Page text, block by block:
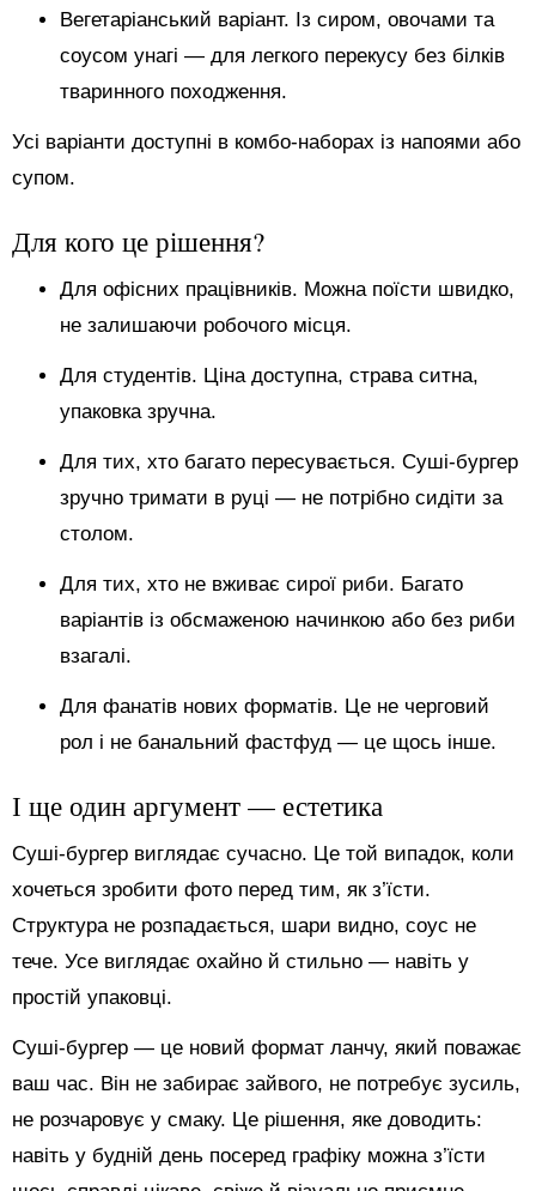
Вегетаріанський варіант. Із сиром, овочами та
соусом унагі — для легкого перекусу без білків
тваринного походження.
Усі варіанти доступні в комбо-наборах із напоями або
супом.
Для кого це рішення?
Для офісних працівників. Можна поїсти швидко,
не залишаючи робочого місця.
Для студентів. Ціна доступна, страва ситна,
упаковка зручна.
Для тих, хто багато пересувається. Суші-бургер
зручно тримати в руці — не потрібно сидіти за
столом.
Для тих, хто не вживає сирої риби. Багато
варіантів із обсмаженою начинкою або без риби
взагалі.
Для фанатів нових форматів. Це не черговий
рол і не банальний фастфуд — це щось інше.
І ще один аргумент — естетика
Суші-бургер виглядає сучасно. Це той випадок, коли
хочеться зробити фото перед тим, як з’їсти.
Структура не розпадається, шари видно, соус не
тече. Усе виглядає охайно й стильно — навіть у
простій упаковці.
Суші-бургер — це новий формат ланчу, який поважає
ваш час. Він не забирає зайвого, не потребує зусиль,
не розчаровує у смаку. Це рішення, яке доводить:
навіть у будній день посеред графіку можна з’їсти